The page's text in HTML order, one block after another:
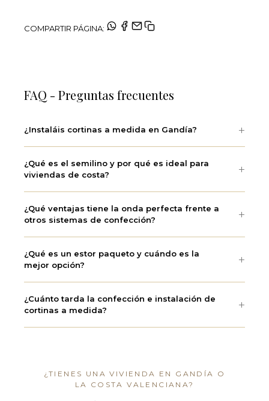
COMPARTIR PÁGINA:
FAQ - Preguntas frecuentes
¿Instaláis cortinas a medida en Gandía?
¿Qué es el semilino y por qué es ideal para
viviendas de costa?
¿Qué ventajas tiene la onda perfecta frente a
otros sistemas de confección?
¿Qué es un estor paqueto y cuándo es la
mejor opción?
¿Cuánto tarda la confección e instalación de
cortinas a medida?
¿TIENES UNA VIVIENDA EN GANDÍA O
LA COSTA VALENCIANA?